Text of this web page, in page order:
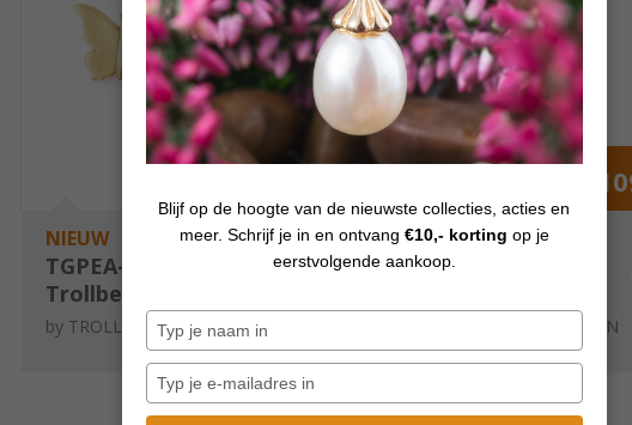
Blijf op de hoogte van de nieuwste collecties, acties en
meer. Schrijf je in en ontvang €10,- korting op je
eerstvolgende aankoop.
je
in
je
NIEUW
TGPEA-00009
Trollbeads
Fladder
oorknoppen,
by TROLLBEADS SIERADEN
€
NIEUW
TGPBE-80001
Jubileum vergulde
Kraal
TROLLBEADS SIERADEN